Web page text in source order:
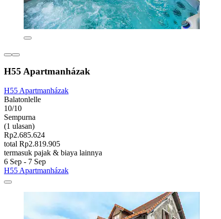
H55 Apartmanházak
H55 Apartmanházak
Balatonlelle
10/10
Sempurna
(1 ulasan)
Rp2.685.624
total Rp2.819.905
termasuk pajak & biaya lainnya
6 Sep - 7 Sep
H55 Apartmanházak